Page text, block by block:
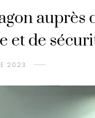
auprès
et de
2023